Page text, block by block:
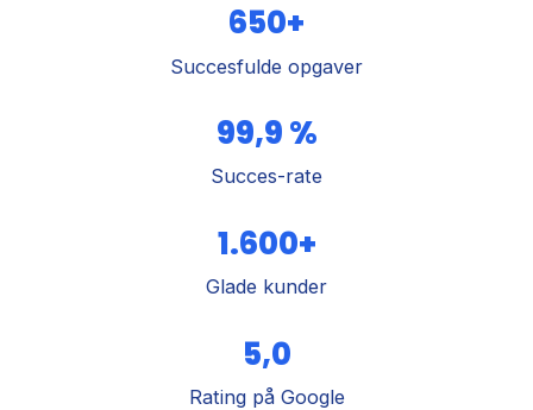
650+
Succesfulde opgaver
99,9 %
Succes-rate
1.600+
Glade kunder
5,0
Rating på Google